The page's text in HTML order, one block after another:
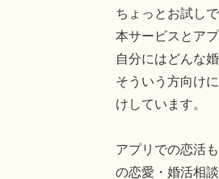
ちょっとお試し
本サービスとア
自分にはどんな
そういう方向け
けしています。
アプリでの恋活
の恋愛・婚活相